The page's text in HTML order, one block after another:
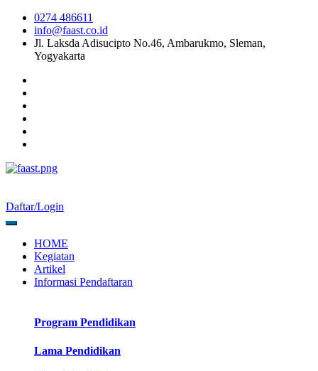
0274 486611
info@faast.co.id
Jl. Laksda Adisucipto No.46, Ambarukmo, Sleman,
Yogyakarta
Daftar/Login
HOME
Kegiatan
Artikel
Informasi Pendaftaran
Program Pendidikan
Lama Pendidikan